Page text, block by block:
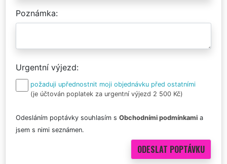
Poznámka
Urgentní výjezd
požaduji upřednostnit moji objednávku před ostatními
(je účtován poplatek za urgentní výjezd 2 500 Kč)
Odesláním poptávky souhlasím s Obchodními podmínkami a
jsem s nimi seznámen.